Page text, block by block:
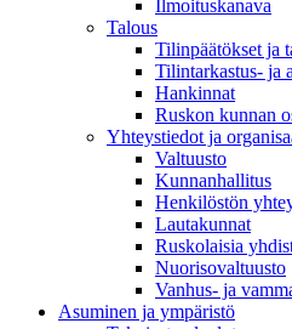
Ilmoituskanava
Talous
Tilinpäätökset ja
Tilintarkastus- ja
Hankinnat
Ruskon kunnan
Yhteystiedot ja
Valtuusto
Kunnanhallitus
Henkilöstön
Lautakunnat
Ruskolaisia
Nuorisovaltuusto
Vanhus- ja
Asuminen ja ympäristö